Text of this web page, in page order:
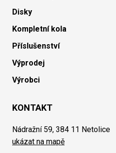
Disky
Kompletní kola
Příslušenství
Výprodej
Výrobci
KONTAKT
Nádražní 59, 384 11 Netolice
ukázat na mapě